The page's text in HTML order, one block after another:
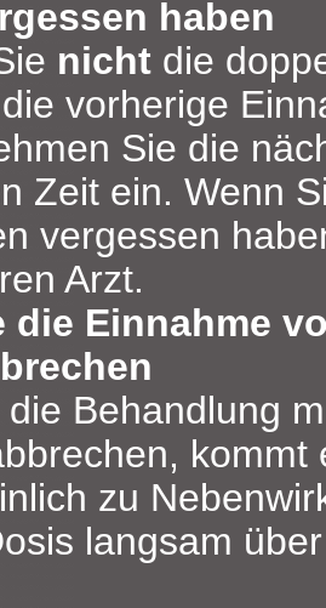
haben
nicht die
vorherige
Sie die
Zeit ein. Wenn
vergessen
Arzt.
die Einnahme
Behandlung
kommt
zu
langsam